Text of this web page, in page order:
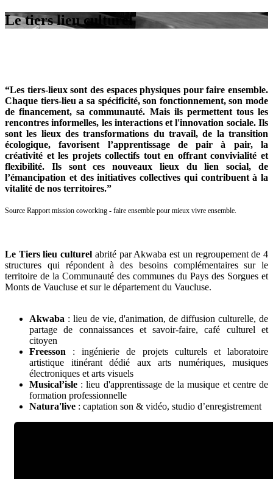
Le tiers lieu culturel
“Les tiers-lieux sont des espaces physiques pour faire ensemble.
Chaque tiers-lieu a sa spécificité, son fonctionnement, son mode
de financement, sa communauté. Mais ils permettent tous les
rencontres informelles, les interactions et l'innovation sociale. Ils
sont les lieux des transformations du travail, de la transition
écologique, favorisent l’apprentissage de pair à pair, la
créativité et les projets collectifs tout en offrant convivialité et
flexibilité. Ils sont ces nouveaux lieux du lien social, de
l’émancipation et des initiatives collectives qui contribuent à la
vitalité de nos territoires.”
Source Rapport mission coworking - faire ensemble pour mieux vivre ensemble.
Le Tiers lieu culturel abrité par Akwaba est un regroupement de 4
structures qui répondent à des besoins complémentaires sur le
territoire de la Communauté des communes du Pays des Sorgues et
Monts de Vaucluse et sur le département du Vaucluse.
Akwaba : lieu de vie, d'animation, de diffusion culturelle, de
partage de connaissances et savoir-faire, café culturel et
citoyen
Freesson : ingénierie de projets culturels et laboratoire
artistique itinérant dédié aux arts numériques, musiques
électroniques et arts visuels
Musical’isle : lieu d'apprentissage de la musique et centre de
formation professionnelle
Natura'live : captation son & vidéo, studio d’enregistrement